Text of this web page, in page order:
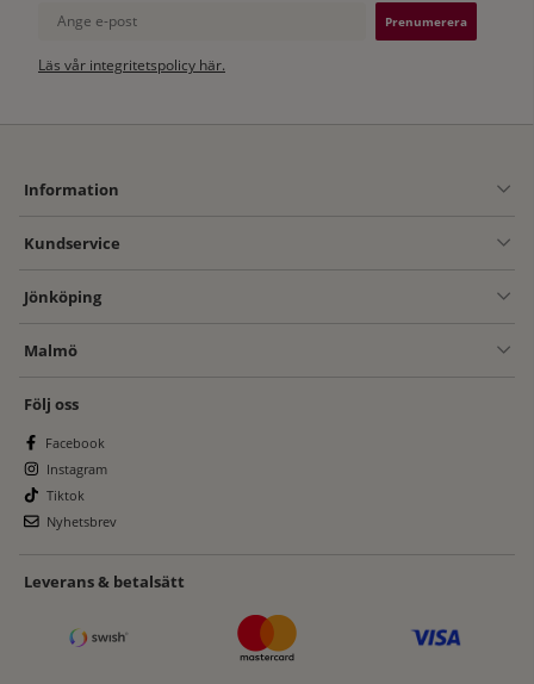
Ange e-post
Läs vår integritetspolicy här.
Information
Kundservice
Jönköping
Malmö
Följ oss
Facebook
Instagram
Tiktok
Nyhetsbrev
Leverans & betalsätt